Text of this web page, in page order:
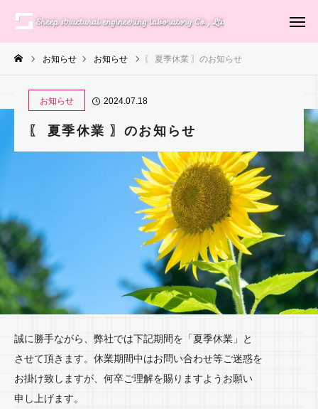
お知らせ お知らせ 〖 夏季休業 〗のお知らせ
お知らせ 2024.07.18
〖 夏季休業 〗のお知らせ
誠に勝手ながら、弊社では下記期間を「夏季休業」と
させて頂きます。休業期間中はお問い合わせ等ご迷惑を
お掛け致しますが、何卒ご理解を賜りますようお願い
申し上げます。